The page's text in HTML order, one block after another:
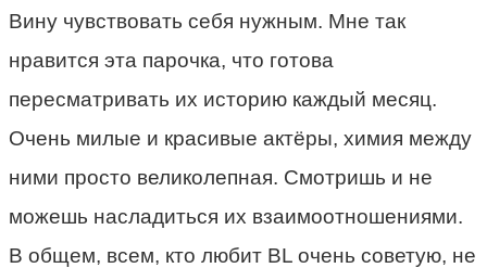
Вину чувствовать себя нужным. Мне так
нравится эта парочка, что готова
пересматривать их историю каждый месяц.
Очень милые и красивые актёры, химия между
ними просто великолепная. Смотришь и не
можешь насладиться их взаимоотношениями.
В общем, всем, кто любит BL очень советую, не